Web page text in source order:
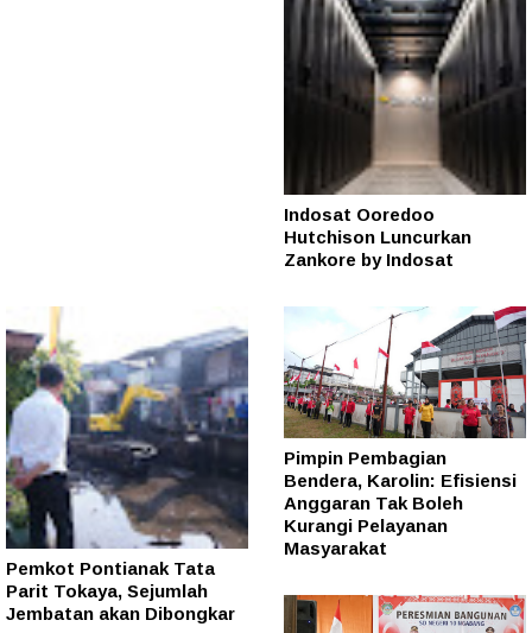
Indosat Ooredoo
Hutchison Luncurkan
Zankore by Indosat
Pemkot Pontianak Tata
Parit Tokaya, Sejumlah
Jembatan akan Dibongkar
Pimpin Pembagian
Bendera, Karolin: Efisiensi
Anggaran Tak Boleh
Kurangi Pelayanan
Masyarakat